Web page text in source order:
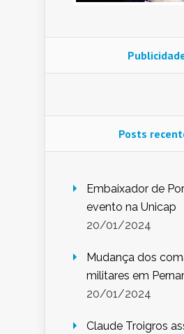
Posts
Embaixador de
evento na Unicap
20/01/2024
Mudança dos
militares em
20/01/2024
Claude Troigros